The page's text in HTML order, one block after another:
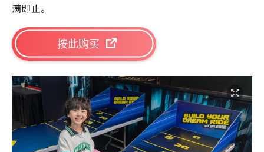
满即止。
按此购买